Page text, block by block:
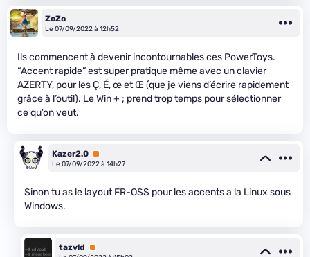
ZoZo
Le 07/09/2022 à 12h52
Ils commencent à devenir incontournables ces PowerToys.
“Accent rapide” est super pratique même avec un clavier
AZERTY, pour les Ç, É, œ et Œ (que je viens d’écrire rapidement
grâce à l’outil). Le Win + ; prend trop temps pour sélectionner
ce qu’on veut.
Kazer2.0 Premium
Le 07/09/2022 à 14h27
Sinon tu as le layout FR-OSS pour les accents a la Linux sous
Windows.
tazvld
Premium